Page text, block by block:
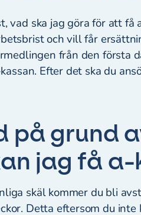
vad ska jag göra för att få
och vill får
från den första
Efter det ska du
på grund
jag få a-
skäl kommer du bli
Detta eftersom du inte